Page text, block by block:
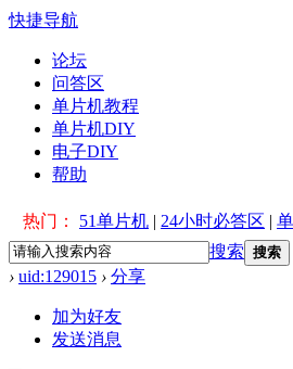
快捷导航
论坛
问答区
单片机教程
单片机DIY
电子DIY
帮助
热门： 51单片机 | 24小时必答区 |
搜索 搜索
› uid:129015 › 分享
加为好友
发送消息